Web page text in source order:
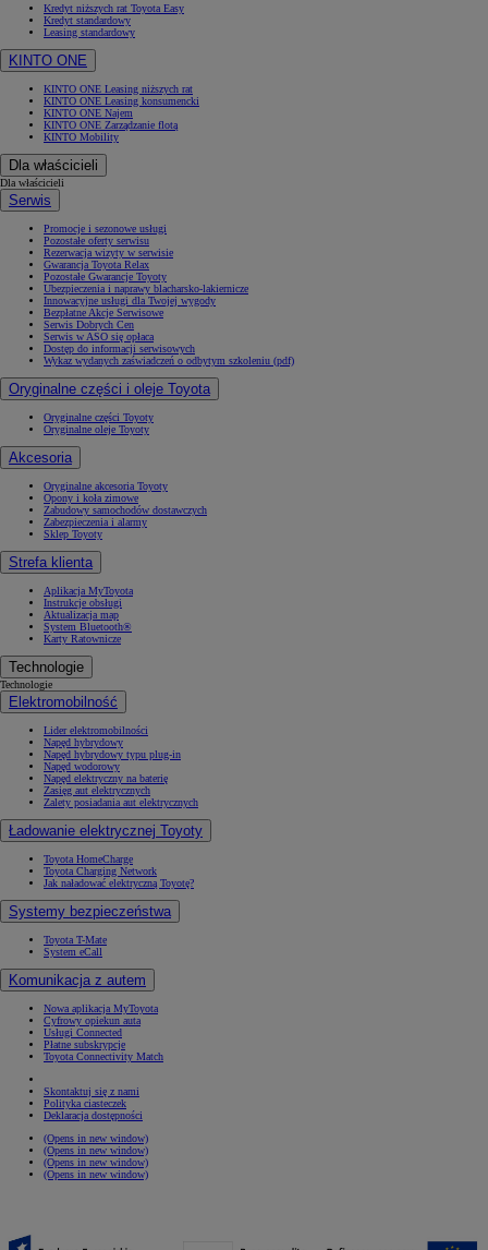
Kredyt niższych rat Toyota Easy
Kredyt standardowy
Leasing standardowy
KINTO ONE
KINTO ONE Leasing niższych rat
KINTO ONE Leasing konsumencki
KINTO ONE Najem
KINTO ONE Zarządzanie flotą
KINTO Mobility
Dla właścicieli
Dla właścicieli
Serwis
Promocje i sezonowe usługi
Pozostałe oferty serwisu
Rezerwacja wizyty w serwisie
Gwarancja Toyota Relax
Pozostałe Gwarancje Toyoty
Ubezpieczenia i naprawy blacharsko-lakiernicze
Innowacyjne usługi dla Twojej wygody
Bezpłatne Akcje Serwisowe
Serwis Dobrych Cen
Serwis w ASO się opłaca
Dostęp do informacji serwisowych
Wykaz wydanych zaświadczeń o odbytym szkoleniu (pdf)
Oryginalne części i oleje Toyota
Oryginalne części Toyoty
Oryginalne oleje Toyoty
Akcesoria
Oryginalne akcesoria Toyoty
Opony i koła zimowe
Zabudowy samochodów dostawczych
Zabezpieczenia i alarmy
Sklep Toyoty
Strefa klienta
Aplikacja MyToyota
Instrukcje obsługi
Aktualizacja map
System Bluetooth®
Karty Ratownicze
Technologie
Technologie
Elektromobilność
Lider elektromobilności
Napęd hybrydowy
Napęd hybrydowy typu plug-in
Napęd wodorowy
Napęd elektryczny na baterię
Zasięg aut elektrycznych
Zalety posiadania aut elektrycznych
Ładowanie elektrycznej Toyoty
Toyota HomeCharge
Toyota Charging Network
Jak naładować elektryczną Toyotę?
Systemy bezpieczeństwa
Toyota T-Mate
System eCall
Komunikacja z autem
Nowa aplikacja MyToyota
Cyfrowy opiekun auta
Usługi Connected
Płatne subskrypcje
Toyota Connectivity Match
Skontaktuj się z nami
Polityka ciasteczek
Deklaracja dostępności
(Opens in new window)
(Opens in new window)
(Opens in new window)
(Opens in new window)